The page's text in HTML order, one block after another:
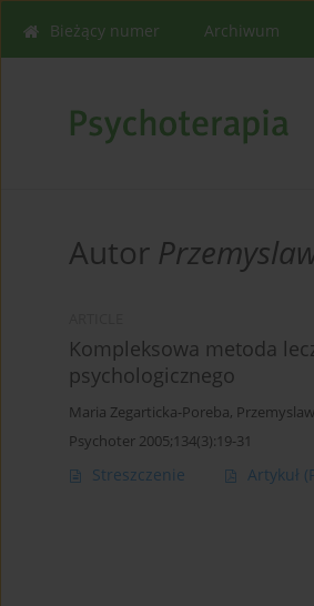
Bieżący numer Archiwum
Autor
Kompleksowa metoda
psychologicznego
Maria Zegarticka-Poreba,
Psychoter 2005;134(3):19-31
Streszczenie Artykuł